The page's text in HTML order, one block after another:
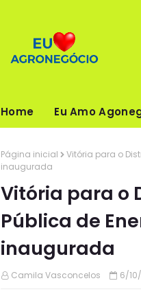
Home Eu Amo
Página inicial
Vitória para o
inaugurada
Vitória para o
Pública de
inaugurada
Camila Vasconcelos 6/